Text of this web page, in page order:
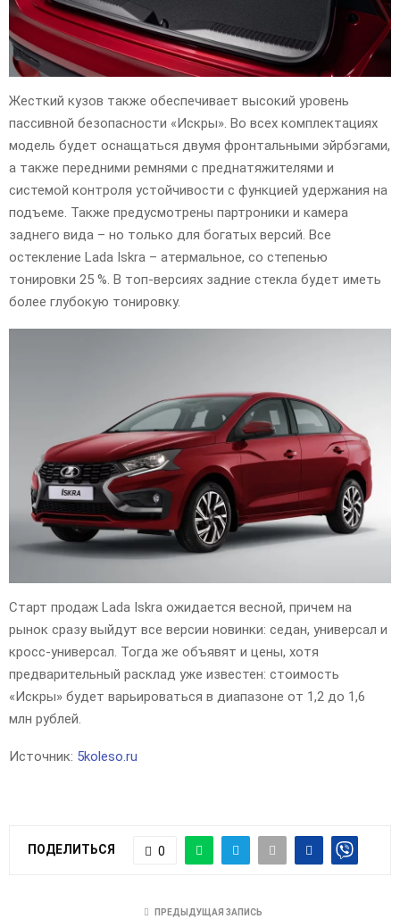
Жесткий кузов также обеспечивает высокий уровень
пассивной безопасности «Искры». Во всех комплектациях
модель будет оснащаться двумя фронтальными эйрбэгами,
а также передними ремнями с преднатяжителями и
системой контроля устойчивости с функцией удержания на
подъеме. Также предусмотрены партроники и камера
заднего вида – но только для богатых версий. Все
остекление Lada Iskra – атермальное, со степенью
тонировки 25 %. В топ-версиях задние стекла будет иметь
более глубокую тонировку.
Старт продаж Lada Iskra ожидается весной, причем на
рынок сразу выйдут все версии новинки: седан, универсал и
кросс-универсал. Тогда же объявят и цены, хотя
предварительный расклад уже известен: стоимость
«Искры» будет варьироваться в диапазоне от 1,2 до 1,6
млн рублей.
Источник: 5koleso.ru
ПОДЕЛИТЬСЯ 0
ПРЕДЫДУЩАЯ ЗАПИСЬ